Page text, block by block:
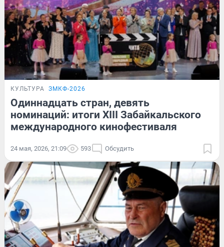
КУЛЬТУРА ЗМКФ-2026
Одиннадцать стран, девять
номинаций: итоги XIII Забайкальского
международного кинофестиваля
24 мая, 2026, 21:09 593 Обсудить